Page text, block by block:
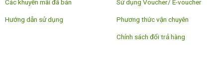
Các khuyến mãi đã bán
Hướng dẫn sử dụng
Sử dụng Voucher/ E-voucher
Phương thức vận chuyên
Chính sách đổi trả hàng